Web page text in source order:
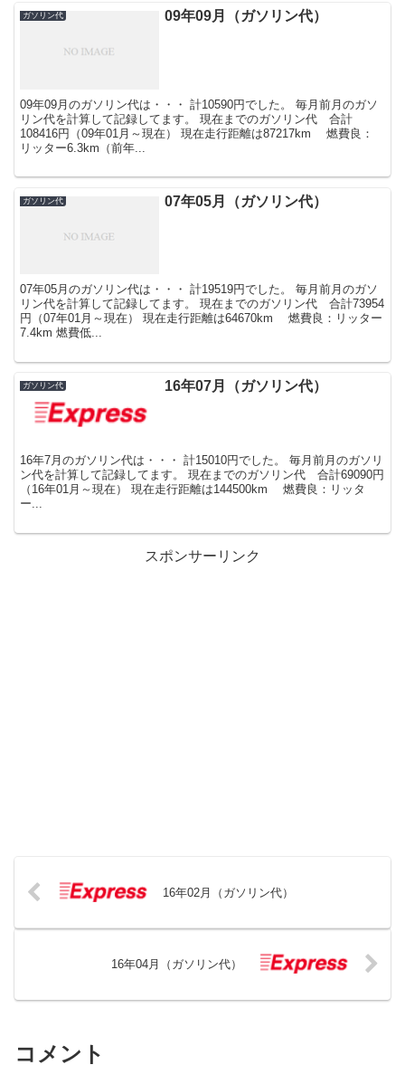
ガソリン代 09年09月（ガソリン代）
09年09月のガソリン代は・・・ 計10590円でした。 毎月前月のガソ
リン代を計算して記録してます。 現在までのガソリン代 合計
108416円（09年01月～現在） 現在走行距離は87217km 燃費良：
リッター6.3km（前年...
ガソリン代 07年05月（ガソリン代）
07年05月のガソリン代は・・・ 計19519円でした。 毎月前月のガソ
リン代を計算して記録してます。 現在までのガソリン代 合計73954
円（07年01月～現在） 現在走行距離は64670km 燃費良：リッター
7.4km 燃費低...
ガソリン代 16年07月（ガソリン代）
16年7月のガソリン代は・・・ 計15010円でした。 毎月前月のガソリ
ン代を計算して記録してます。 現在までのガソリン代 合計69090円
（16年01月～現在） 現在走行距離は144500km 燃費良：リッタ
ー...
スポンサーリンク
16年02月（ガソリン代）
16年04月（ガソリン代）
コメント